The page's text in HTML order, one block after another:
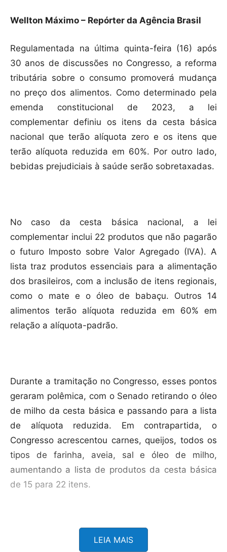
Wellton Máximo – Repórter da Agência Brasil
Regulamentada na última quinta-feira (16) após
30 anos de discussões no Congresso, a reforma
tributária sobre o consumo promoverá mudança
no preço dos alimentos. Como determinado pela
emenda constitucional de 2023, a lei
complementar definiu os itens da cesta básica
nacional que terão alíquota zero e os itens que
terão alíquota reduzida em 60%. Por outro lado,
bebidas prejudiciais à saúde serão sobretaxadas.
No caso da cesta básica nacional, a lei
complementar inclui 22 produtos que não pagarão
o futuro Imposto sobre Valor Agregado (IVA). A
lista traz produtos essenciais para a alimentação
dos brasileiros, com a inclusão de itens regionais,
como o mate e o óleo de babaçu. Outros 14
alimentos terão alíquota reduzida em 60% em
relação a alíquota-padrão.
Durante a tramitação no Congresso, esses pontos
geraram polêmica, com o Senado retirando o óleo
de milho da cesta básica e passando para a lista
de alíquota reduzida. Em contrapartida, o
Congresso acrescentou carnes, queijos, todos os
tipos de farinha, aveia, sal e óleo de milho,
aumentando a lista de produtos da cesta básica
de 15 para 22 itens.
Na última votação, na Câmara dos Deputados, os
LEIA MAIS